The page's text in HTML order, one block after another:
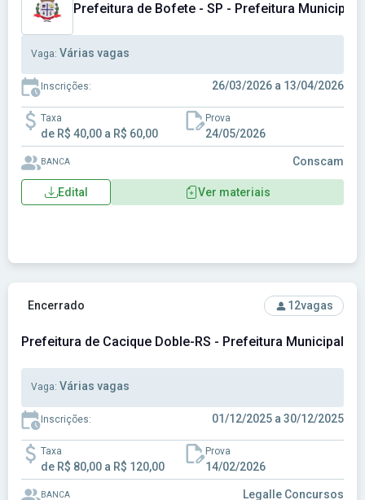
Prefeitura de Bofete - SP - Prefeitura Municipal
Vaga: Várias vagas
Inscrições: 26/03/2026 a 13/04/2026
Taxa
de R$ 40,00 a R$ 60,00
Prova
24/05/2026
BANCA Conscam
Edital Ver materiais
Ver concurso: Prefeitura de Cacique Doble-RS - Prefeitura
Encerrado 12vagas
Prefeitura de Cacique Doble-RS - Prefeitura Municipal de
Vaga: Várias vagas
Inscrições: 01/12/2025 a 30/12/2025
Taxa
de R$ 80,00 a R$ 120,00
Prova
14/02/2026
BANCA Legalle Concursos